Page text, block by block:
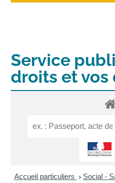
Service
droits et vos
Accueil particuliers > Social -